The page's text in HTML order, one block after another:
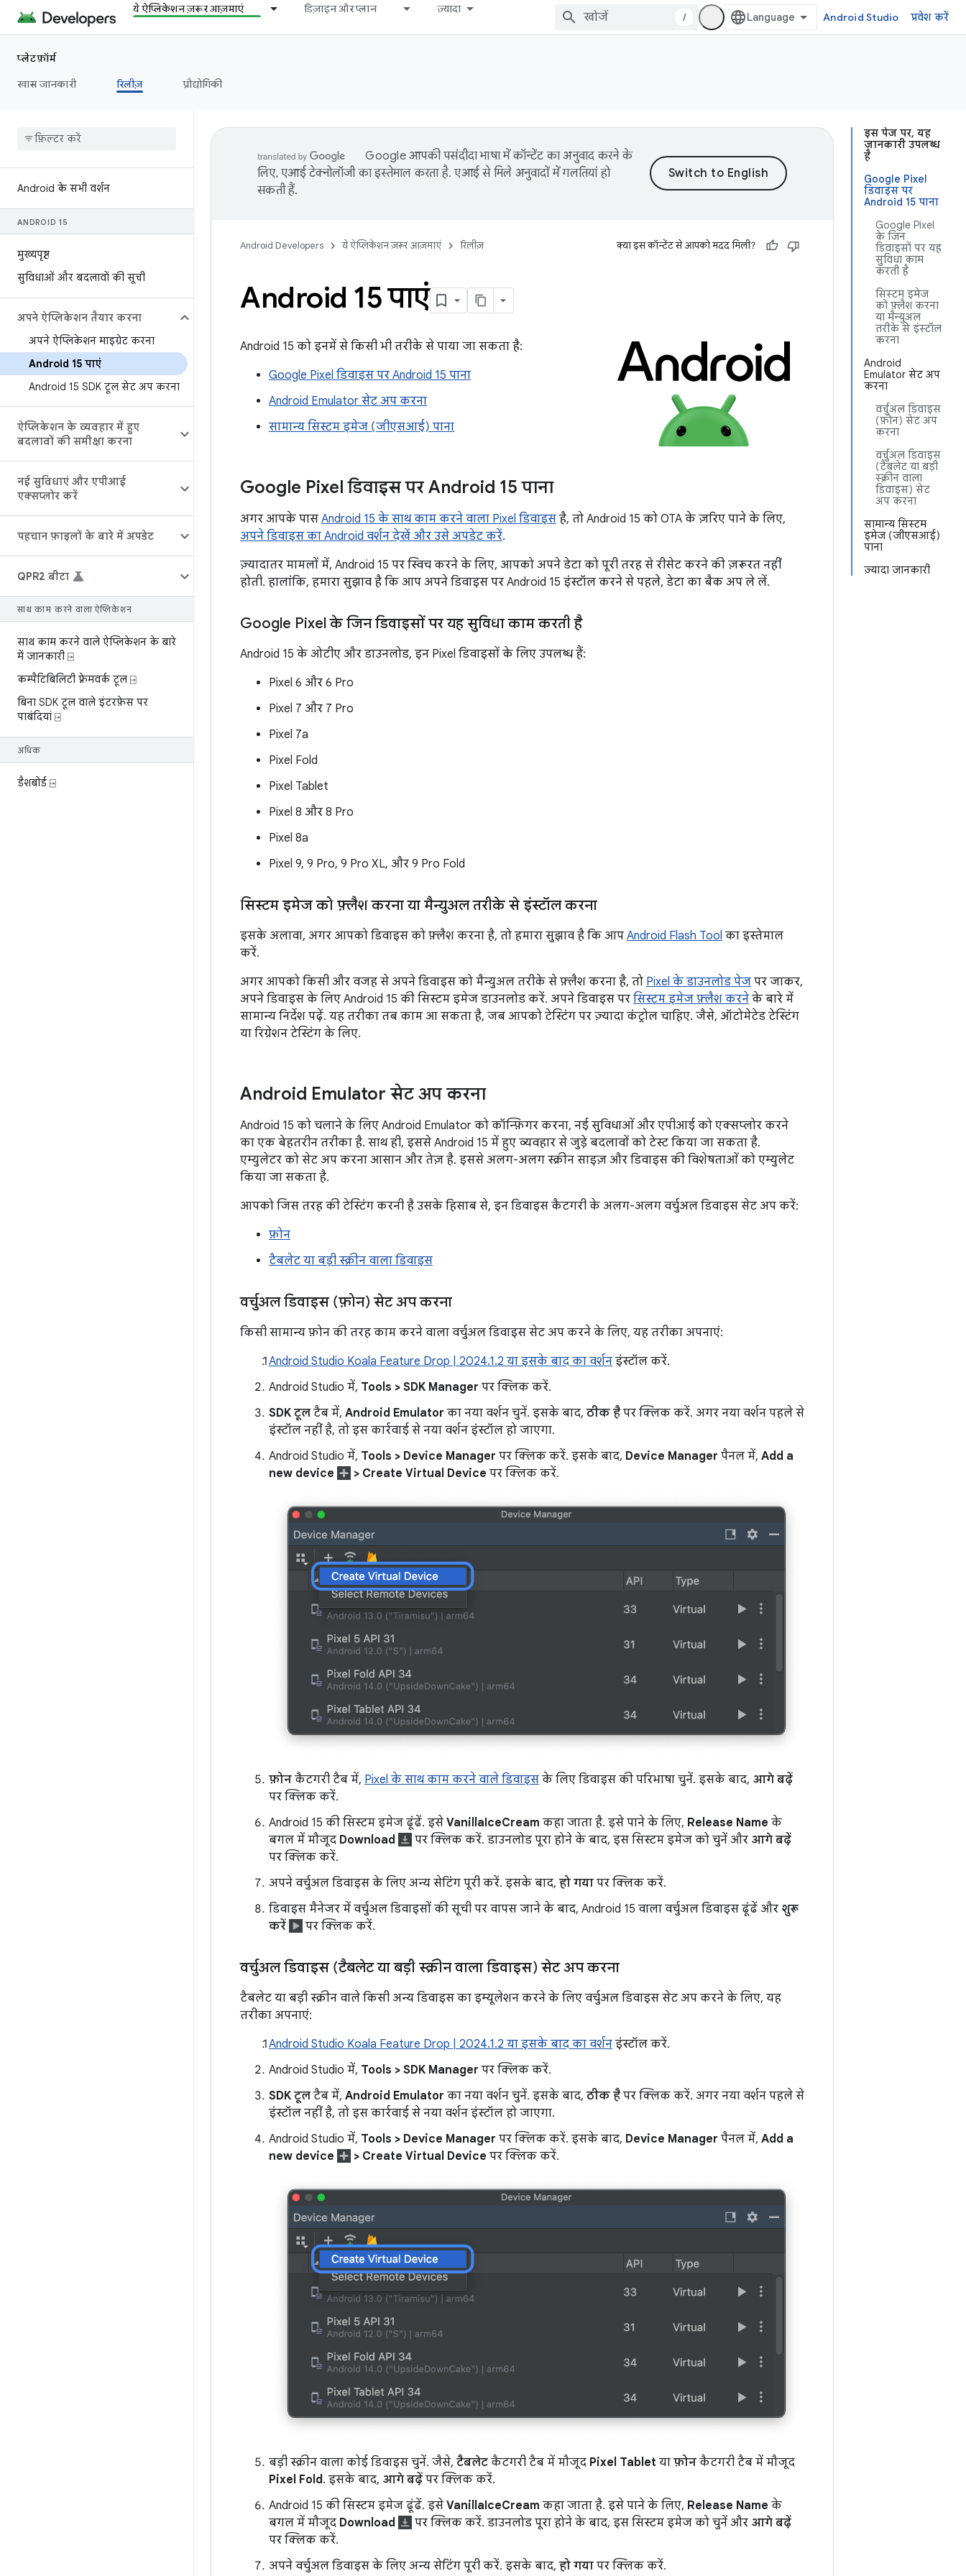
ये ऐप्लिकेशन ज़रूर आज़माएं डिज़ाइन और प्लान ज़्यादा
/ Android Studio प्रवेश करें
प्लेटफ़ॉर्म
खास जानकारी
रिलीज़ प्रौद्योगिकी
Android के सभी वर्शन
ANDROID 15
मुख्यपृष्ठ
सुविधाओं और बदलावों की सूची
अपने ऐप्लिकेशन तैयार करना
अपने ऐप्लिकेशन माइग्रेट करना
Android 15 पाएं
Android 15 SDK टूल सेट अप करना
ऐप्लिकेशन के व्यवहार में हुए
बदलावों की समीक्षा करना
नई सुविधाएं और एपीआई
एक्सप्लोर करें
पहचान फ़ाइलों के बारे में अपडेट
QPR2 बीटा
साथ काम करने वाला ऐप्लिकेशन
साथ काम करने वाले ऐप्लिकेशन के बारे
में जानकारी ⍈
कम्पैटिबिलिटी फ़्रेमवर्क टूल ⍈
बिना SDK टूल वाले इंटरफ़ेस पर
पाबंदियां ⍈
अधिक
डैशबोर्ड ⍈
इस पेज पर, यह
जानकारी उपलब्ध
है
Google Pixel
डिवाइस पर
Android 15 पाना
Google Pixel
के जिन
डिवाइसों पर यह
सुविधा काम
करती है
सिस्टम इमेज
को फ़्लैश करना
या मैन्युअल
तरीके से इंस्टॉल
करना
Android
Emulator सेट अप
करना
वर्चुअल डिवाइस
(फ़ोन) सेट अप
करना
वर्चुअल डिवाइस
(टैबलेट या बड़ी
स्क्रीन वाला
डिवाइस) सेट
अप करना
सामान्य सिस्टम
इमेज (जीएसआई)
पाना
ज़्यादा जानकारी
Google आपकी पसंदीदा भाषा में कॉन्टेंट का अनुवाद करने के
लिए, एआई टेक्नोलॉजी का इस्तेमाल करता है. एआई से मिले अनुवादों में गलतियां हो
सकती हैं.
Android Developers ये ऐप्लिकेशन ज़रूर आज़माएं रिलीज़ क्या इस कॉन्टेंट से आपको मदद मिली?
Android 15 पाएं
Android 15 को इनमें से किसी भी तरीके से पाया जा सकता है:
Google Pixel डिवाइस पर Android 15 पाना
Android Emulator सेट अप करना
सामान्य सिस्टम इमेज (जीएसआई) पाना
Google Pixel डिवाइस पर Android 15 पाना
अगर आपके पास Android 15 के साथ काम करने वाला Pixel डिवाइस है, तो Android 15 को OTA के ज़रिए पाने के लिए,
अपने डिवाइस का Android वर्शन देखें और उसे अपडेट करें.
ज़्यादातर मामलों में, Android 15 पर स्विच करने के लिए, आपको अपने डेटा को पूरी तरह से रीसेट करने की ज़रूरत नहीं
होती. हालांकि, हमारा सुझाव है कि आप अपने डिवाइस पर Android 15 इंस्टॉल करने से पहले, डेटा का बैक अप ले लें.
Google Pixel के जिन डिवाइसों पर यह सुविधा काम करती है
Android 15 के ओटीए और डाउनलोड, इन Pixel डिवाइसों के लिए उपलब्ध हैं:
Pixel 6 और 6 Pro
Pixel 7 और 7 Pro
Pixel 7a
Pixel Fold
Pixel Tablet
Pixel 8 और 8 Pro
Pixel 8a
Pixel 9, 9 Pro, 9 Pro XL, और 9 Pro Fold
सिस्टम इमेज को फ़्लैश करना या मैन्युअल तरीके से इंस्टॉल करना
इसके अलावा, अगर आपको डिवाइस को फ़्लैश करना है, तो हमारा सुझाव है कि आप Android Flash Tool का इस्तेमाल
करें.
अगर आपको किसी और वजह से अपने डिवाइस को मैन्युअल तरीके से फ़्लैश करना है, तो Pixel के डाउनलोड पेज पर जाकर,
अपने डिवाइस के लिए Android 15 की सिस्टम इमेज डाउनलोड करें. अपने डिवाइस पर सिस्टम इमेज फ़्लैश करने के बारे में
सामान्य निर्देश पढ़ें. यह तरीका तब काम आ सकता है, जब आपको टेस्टिंग पर ज़्यादा कंट्रोल चाहिए. जैसे, ऑटोमेटेड टेस्टिंग
या रिग्रेशन टेस्टिंग के लिए.
Android Emulator सेट अप करना
Android 15 को चलाने के लिए Android Emulator को कॉन्फ़िगर करना, नई सुविधाओं और एपीआई को एक्सप्लोर करने
का एक बेहतरीन तरीका है. साथ ही, इससे Android 15 में हुए व्यवहार से जुड़े बदलावों को टेस्ट किया जा सकता है.
एम्युलेटर को सेट अप करना आसान और तेज़ है. इससे अलग-अलग स्क्रीन साइज़ और डिवाइस की विशेषताओं को एम्युलेट
किया जा सकता है.
आपको जिस तरह की टेस्टिंग करनी है उसके हिसाब से, इन डिवाइस कैटगरी के अलग-अलग वर्चुअल डिवाइस सेट अप करें:
फ़ोन
टैबलेट या बड़ी स्क्रीन वाला डिवाइस
वर्चुअल डिवाइस (फ़ोन) सेट अप करना
किसी सामान्य फ़ोन की तरह काम करने वाला वर्चुअल डिवाइस सेट अप करने के लिए, यह तरीका अपनाएं:
Android Studio Koala Feature Drop | 2024.1.2 या इसके बाद का वर्शन इंस्टॉल करें.
Android Studio में, Tools > SDK Manager पर क्लिक करें.
SDK टूल टैब में, Android Emulator का नया वर्शन चुनें. इसके बाद, ठीक है पर क्लिक करें. अगर नया वर्शन पहले से
इंस्टॉल नहीं है, तो इस कार्रवाई से नया वर्शन इंस्टॉल हो जाएगा.
Android Studio में, Tools > Device Manager पर क्लिक करें. इसके बाद, Device Manager पैनल में, Add a
new device
> Create Virtual Device पर क्लिक करें.
फ़ोन कैटगरी टैब में, Pixel के साथ काम करने वाले डिवाइस के लिए डिवाइस की परिभाषा चुनें. इसके बाद, आगे बढ़ें
पर क्लिक करें.
Android 15 की सिस्टम इमेज ढूंढें. इसे VanillaIceCream कहा जाता है. इसे पाने के लिए, Release Name के
बगल में मौजूद Download पर क्लिक करें. डाउनलोड पूरा होने के बाद, इस सिस्टम इमेज को चुनें और आगे बढ़ें
पर क्लिक करें.
अपने वर्चुअल डिवाइस के लिए अन्य सेटिंग पूरी करें. इसके बाद, हो गया पर क्लिक करें.
डिवाइस मैनेजर में वर्चुअल डिवाइसों की सूची पर वापस जाने के बाद, Android 15 वाला वर्चुअल डिवाइस ढूंढें और शुरू
करें
पर क्लिक करें.
वर्चुअल डिवाइस (टैबलेट या बड़ी स्क्रीन वाला डिवाइस) सेट अप करना
टैबलेट या बड़ी स्क्रीन वाले किसी अन्य डिवाइस का इम्यूलेशन करने के लिए वर्चुअल डिवाइस सेट अप करने के लिए, यह
तरीका अपनाएं:
Android Studio Koala Feature Drop | 2024.1.2 या इसके बाद का वर्शन इंस्टॉल करें.
Android Studio में, Tools > SDK Manager पर क्लिक करें.
SDK टूल टैब में, Android Emulator का नया वर्शन चुनें. इसके बाद, ठीक है पर क्लिक करें. अगर नया वर्शन पहले से
इंस्टॉल नहीं है, तो इस कार्रवाई से नया वर्शन इंस्टॉल हो जाएगा.
Android Studio में, Tools > Device Manager पर क्लिक करें. इसके बाद, Device Manager पैनल में, Add a
new device
> Create Virtual Device पर क्लिक करें.
बड़ी स्क्रीन वाला कोई डिवाइस चुनें. जैसे, टैबलेट कैटगरी टैब में मौजूद Pixel Tablet या फ़ोन कैटगरी टैब में मौजूद
Pixel Fold . इसके बाद, आगे बढ़ें पर क्लिक करें.
Android 15 की सिस्टम इमेज ढूंढें. इसे VanillaIceCream कहा जाता है. इसे पाने के लिए, Release Name के
बगल में मौजूद Download पर क्लिक करें. डाउनलोड पूरा होने के बाद, इस सिस्टम इमेज को चुनें और आगे बढ़ें
पर क्लिक करें.
अपने वर्चुअल डिवाइस के लिए अन्य सेटिंग पूरी करें. इसके बाद, हो गया पर क्लिक करें.